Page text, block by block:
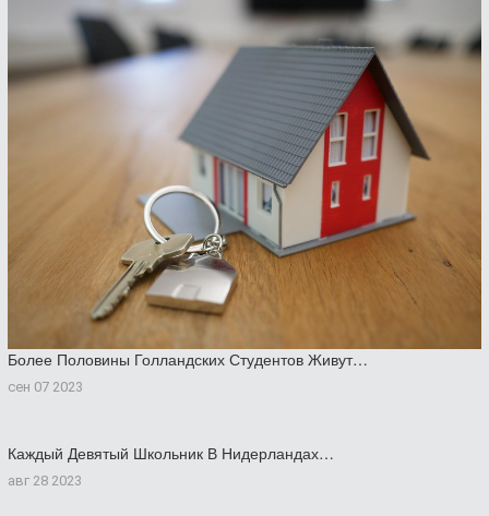
Более Половины Голландских Студентов Живут…
сен 07 2023
Каждый Девятый Школьник В Нидерландах…
авг 28 2023